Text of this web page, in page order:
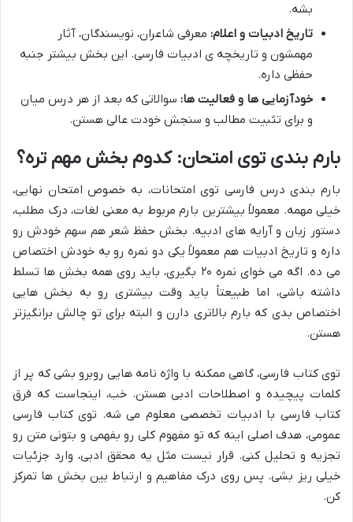
بشه.
تاریخ ادبیات و اعلام: معرفی شاعران، نویسندگان، آثار
مهمشون و تاریخچه ی ادبیات فارسی. این بخش بیشتر جنبه
حفظی داره.
خودآزمایی ها و فعالیت ها: سوالاتی که بعد از هر درس میان
و برای تثبیت مطالب و سنجش خودت عالی هستن.
بارم بندی توی امتحان: کدوم بخش مهم تره؟
بارم بندی درس فارسی توی امتحانات، به خصوص امتحان نهایی،
خیلی مهمه. معمولاً بیشترین بارم مربوط به معنی لغات، درک مطلب،
دستور زبان و آرایه های ادبیه. بخش حفظ شعر هم سهم خودش رو
داره و تاریخ ادبیات هم معمولاً یکی دو نمره رو به خودش اختصاص
می ده. اگه می خوای نمره ۲۰ بگیری، باید روی همه بخش ها تسلط
داشته باشی، اما طبیعتاً باید وقت بیشتری رو به بخش هایی
اختصاص بدی که بارم بالاتری دارن و البته برای تو چالش برانگیزتر
هستن.
توی کتاب فارسی، گاهی ممکنه با واژه نامه هایی روبرو بشی که پر از
کلمات پیچیده و اصطلاحات ادبی هستن. خب، اینجاست که فرق
کتاب فارسی با ادبیات تخصصی معلوم می شه. توی کتاب فارسی
عمومی، هدف اصلی اینه که تو مفهوم کلی رو بفهمی و بتونی متن رو
تجزیه و تحلیل کنی. قرار نیست مثل یه محقق ادبی، وارد جزئیات
خیلی ریز بشی. پس روی درک مفاهیم و ارتباط بین بخش ها تمرکز
کن.